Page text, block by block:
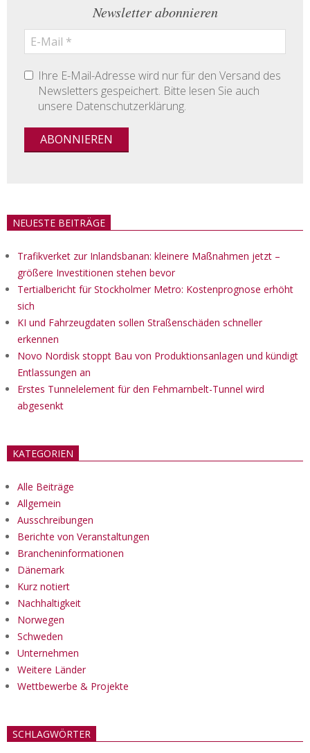
Newsletter abonnieren
Ihre E-Mail-Adresse wird nur für den Versand des
Newsletters gespeichert. Bitte lesen Sie auch
unsere Datenschutzerklärung.
NEUESTE BEITRÄGE
Trafikverket zur Inlandsbanan: kleinere Maßnahmen jetzt –
größere Investitionen stehen bevor
Tertialbericht für Stockholmer Metro: Kostenprognose erhöht
sich
KI und Fahrzeugdaten sollen Straßenschäden schneller
erkennen
Novo Nordisk stoppt Bau von Produktionsanlagen und kündigt
Entlassungen an
Erstes Tunnelelement für den Fehmarnbelt-Tunnel wird
abgesenkt
KATEGORIEN
Alle Beiträge
Allgemein
Ausschreibungen
Berichte von Veranstaltungen
Brancheninformationen
Dänemark
Kurz notiert
Nachhaltigkeit
Norwegen
Schweden
Unternehmen
Weitere Länder
Wettbewerbe & Projekte
SCHLAGWÖRTER